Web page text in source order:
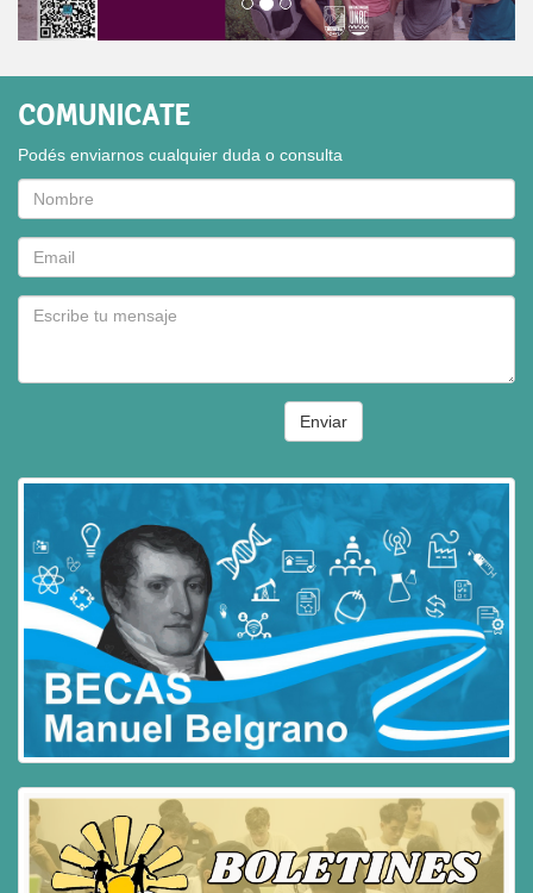
COMUNICATE
Podés enviarnos cualquier duda o consulta
Enviar